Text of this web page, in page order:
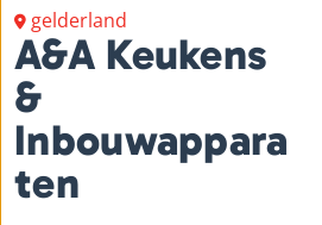
gelderland
A&A Keukens
&
Inbouwappara
ten